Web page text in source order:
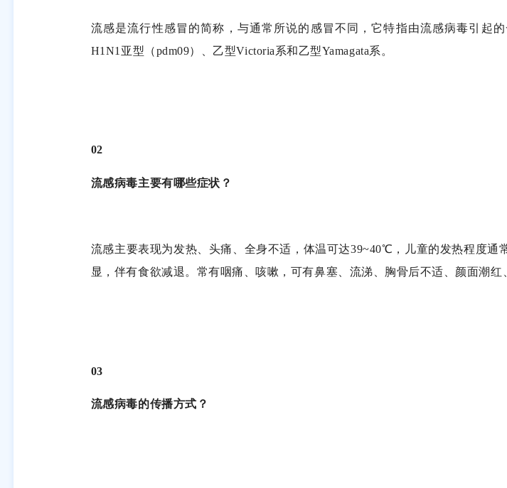
流感是流行性感冒的简称，与通常所说的感冒不同，它特指由流感病毒引起
H1N1 亚型（pdm09）、乙型Victoria系和乙型Yamagata系。
02
流感病毒主要有哪些症状？
流感主要表现为发热、头痛、全身不适，体温可达39~40℃，儿童的发热程度通
显，伴有食欲减退。常有咽痛、咳嗽，可有鼻塞、流涕、胸骨后不适、颜面潮红
03
流感病毒的传播方式？